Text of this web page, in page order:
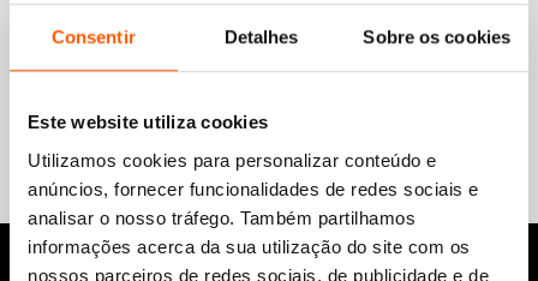
Consentir Detalhes Sobre os cookies
Este website utiliza cookies
Utilizamos cookies para personalizar conteúdo e
anúncios, fornecer funcionalidades de redes sociais e
analisar o nosso tráfego. Também partilhamos
informações acerca da sua utilização do site com os
nossos parceiros de redes sociais, de publicidade e de